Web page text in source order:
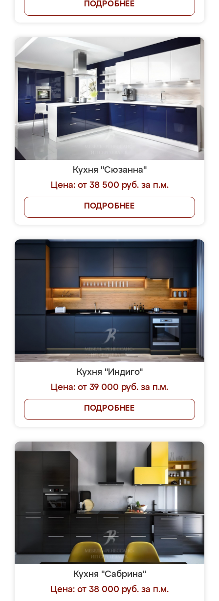
ПОДРОБНЕЕ
Кухня "Сюзанна"
Цена: от 38 500 руб. за п.м.
ПОДРОБНЕЕ
Кухня "Индиго"
Цена: от 39 000 руб. за п.м.
ПОДРОБНЕЕ
Кухня "Сабрина"
Цена: от 38 000 руб. за п.м.